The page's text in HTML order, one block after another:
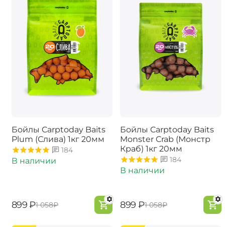
Бойлы Carptoday Baits
Plum (Слива) 1кг 20мм
184
В наличии
‍899‍ ₽‍1 058‍₽
Бойлы Carptoday Baits
Monster Crab (Монстр
Краб) 1кг 20мм
184
В наличии
‍899‍ ₽‍1 058‍₽